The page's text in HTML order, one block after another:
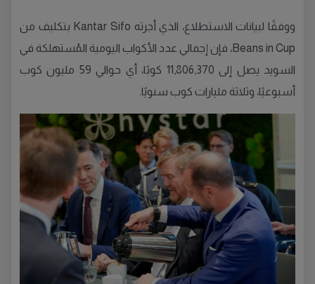
ووفقًا لبيانات الاستطلاع، الذي أجرته Kantar Sifo بتكليف من
Beans in Cup، فإن إجمالي عدد الأكواب اليومية المُستهلكة في
السويد يصل إلى 11,806,370 كوبًا، أي حوالي 59 مليون كوب
أسبوعيًا، وثلاثة مليارات كوب سنويًا.